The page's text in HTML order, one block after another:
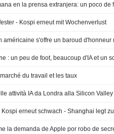
- Kospi erneut mit Wochenverlust
du travail et les taux
attività IA da Londra alla Silicon Valley
erneut schwach - Shanghai legt zu